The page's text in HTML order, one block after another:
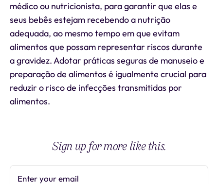
médico ou nutricionista, para garantir que elas e
seus bebês estejam recebendo a nutrição
adequada, ao mesmo tempo em que evitam
alimentos que possam representar riscos durante
a gravidez. Adotar práticas seguras de manuseio e
preparação de alimentos é igualmente crucial para
reduzir o risco de infecções transmitidas por
alimentos.
Sign up for more like this.
Enter your email